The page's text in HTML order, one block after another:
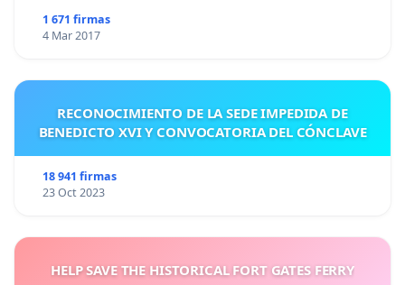
1 671 firmas
4 Mar 2017
RECONOCIMIENTO DE LA SEDE IMPEDIDA DE
BENEDICTO XVI Y CONVOCATORIA DEL CÓNCLAVE
18 941 firmas
23 Oct 2023
HELP SAVE THE HISTORICAL FORT GATES FERRY